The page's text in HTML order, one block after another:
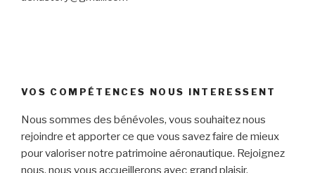
VOS COMPÉTENCES NOUS INTERESSENT
Nous sommes des bénévoles, vous souhaitez nous
rejoindre et apporter ce que vous savez faire de mieux
pour valoriser notre patrimoine aéronautique. Rejoignez
nous, nous vous accueillerons avec grand plaisir.